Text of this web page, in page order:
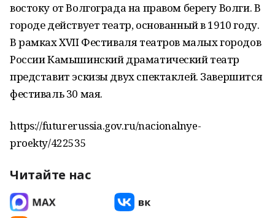
востоку от Волгограда на правом берегу Волги. В
городе действует театр, основанный в 1910 году.
В рамках XVII Фестиваля театров малых городов
России Камышинский драматический театр
представит эскизы двух спектаклей. Завершится
фестиваль 30 мая.
https://futurerussia.gov.ru/nacionalnye-
proekty/422535
Читайте нас